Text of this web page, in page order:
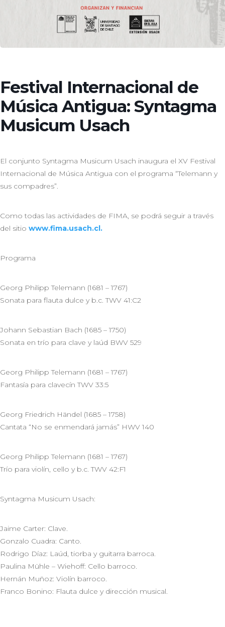
Festival Internacional de
Música Antigua: Syntagma
Musicum Usach
El conjunto Syntagma Musicum Usach inaugura el XV Festival
Internacional de Música Antigua con el programa “Telemann y
sus compadres”.
Como todas las actividades de FIMA, se podrá seguir a través
del sitio www.fima.usach.cl.
Programa
Georg Philipp Telemann (1681 – 1767)
Sonata para flauta dulce y b.c. TWV 41:C2
Johann Sebastian Bach (1685 – 1750)
Sonata en trío para clave y laúd BWV 529
Georg Philipp Telemann (1681 – 1767)
Fantasía para clavecín TWV 33:5
Georg Friedrich Händel (1685 – 1758)
Cantata “No se enmendará jamás” HWV 140
Georg Philipp Telemann (1681 – 1767)
Trío para violín, cello y b.c. TWV 42:F1
Syntagma Musicum Usach:
Jaime Carter: Clave.
Gonzalo Cuadra: Canto.
Rodrigo Díaz: Laúd, tiorba y guitarra barroca.
Paulina Mühle – Wiehoff: Cello barroco.
Hernán Muñoz: Violín barroco.
Franco Bonino: Flauta dulce y dirección musical.